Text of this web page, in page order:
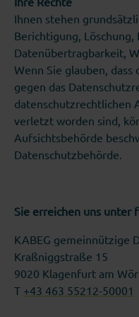
Ihnen stehen
Berichtigung, Löschung,
Datenübertragbarkeit,
Wenn Sie glauben,
gegen das
datenschutzrechtlichen
verletzt worden sind,
Aufsichtsbehörde
Datenschutzbehörde.
Sie erreichen uns unter
KABEG gemeinnützige
Kraßniggstraße 15
9020 Klagenfurt am
T +43 463 55212-50001